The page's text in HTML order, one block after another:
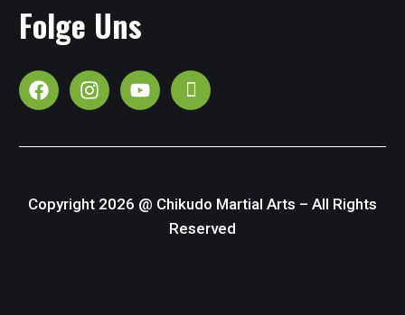
Folge Uns
Copyright 2026 @ Chikudo Martial Arts – All Rights
Reserved